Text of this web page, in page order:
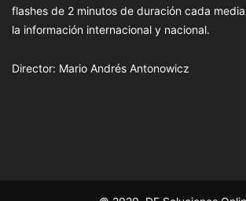
flashes de 2 minutos de duración cada
la información internacional y nacional.
Director: Mario Andrés Antonowicz